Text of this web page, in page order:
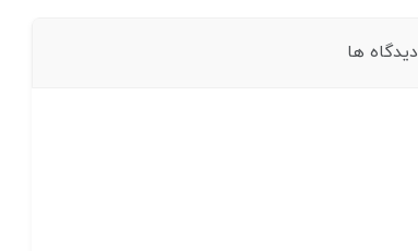
دیدگاه ها